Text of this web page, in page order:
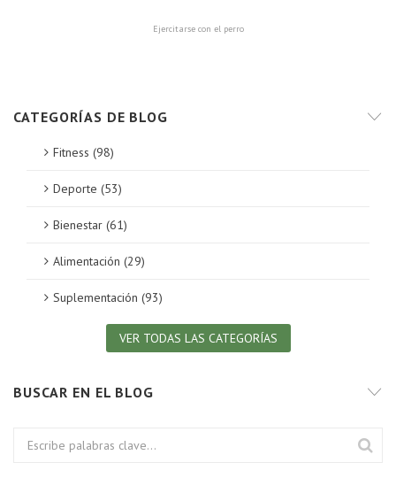
Ejercitarse con el perro
CATEGORÍAS DE BLOG
Fitness (98)
Deporte (53)
Bienestar (61)
Alimentación (29)
Suplementación (93)
VER TODAS LAS CATEGORÍAS
BUSCAR EN EL BLOG